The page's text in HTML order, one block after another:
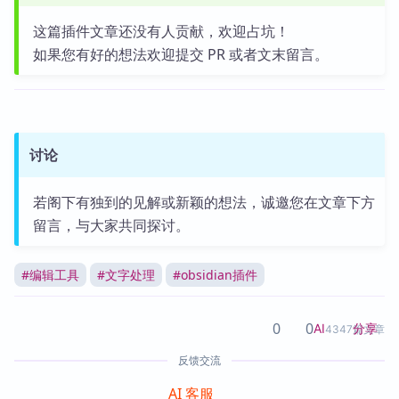
这篇插件文章还没有人贡献，欢迎占坑！
如果您有好的想法欢迎提交 PR 或者文末留言。
讨论
若阁下有独到的见解或新颖的想法，诚邀您在文章下方
留言，与大家共同探讨。
#编辑工具 #文字处理 #obsidian插件
AI4347篇文章
0 0 分享
反馈交流
AI 客服